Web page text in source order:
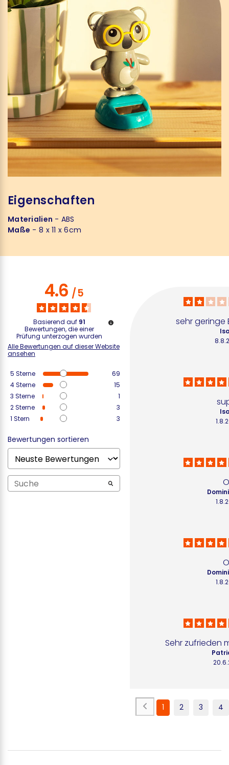
Eigenschaften
Materialien - ABS
Maße - 8 x 11 x 6cm
4.6/5
Basierend auf 91
Bewertungen, die einer
Prüfung unterzogen wurden
Alle Bewertungen auf dieser Website
ansehen
5 Sterne
69
4Sterne
15
3 Sterne
1
2Sterne
3
1 Stern 3
Bewertungen sortieren
sehr geringe
Sehr zufrieden
1 2 3 4